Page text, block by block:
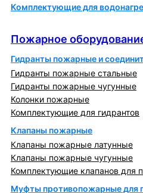
Комплектующие для
Пожарное
Гидранты пожарные и
Гидранты пожарные стальные
Гидранты пожарные чугунные
Колонки пожарные
Комплектующие для гидрантов
Клапаны пожарные
Клапаны пожарные латунные
Клапаны пожарные чугунные
Комплектующие клапанов для
Муфты противопожарные для